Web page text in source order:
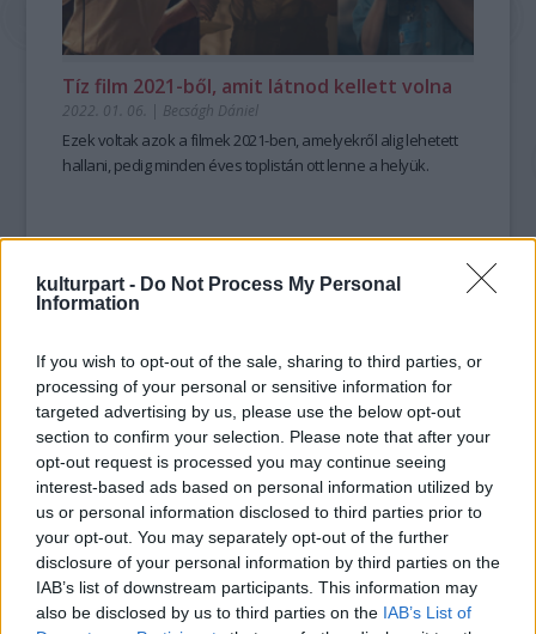
kulturpart - Do Not Process My Personal
Information
If you wish to opt-out of the sale, sharing to third parties, or
processing of your personal or sensitive information for
targeted advertising by us, please use the below opt-out
section to confirm your selection. Please note that after your
opt-out request is processed you may continue seeing
interest-based ads based on personal information utilized by
us or personal information disclosed to third parties prior to
your opt-out. You may separately opt-out of the further
disclosure of your personal information by third parties on the
IAB’s list of downstream participants. This information may
also be disclosed by us to third parties on the IAB’s List of
Tíz film 2021-ből, amit látnod kellett volna
2022. 01. 06. | Becságh Dániel
Ezek voltak azok a filmek 2021-ben, amelyekről alig lehetett
hallani, pedig minden éves toplistán ott lenne a helyük.
A 10 legizgalmasabb parfüm- és divatreklám
2021. 12. 16.|Kunyik Kinga